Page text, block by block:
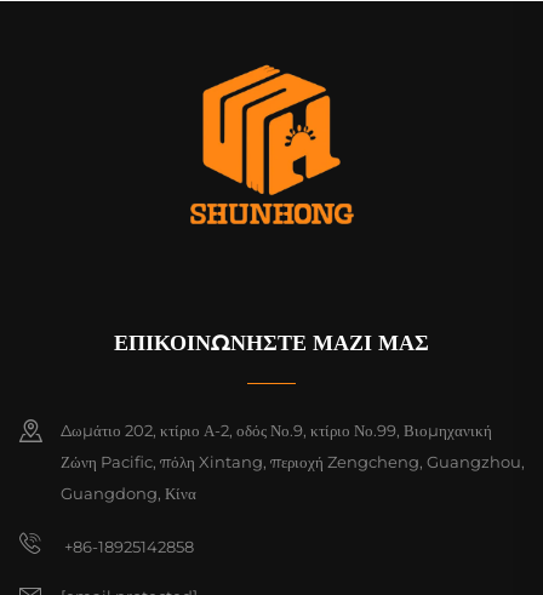
ΕΠΙΚΟΙΝΩΝΗΣΤΕ ΜΑΖΙ ΜΑΣ
Δωμάτιο 202, κτίριο Α-2, οδός Νο.9, κτίριο Νο.99, Βιομηχανική
Ζώνη Pacific, πόλη Xintang, περιοχή Zengcheng, Guangzhou,
Guangdong, Κίνα
+86-18925142858